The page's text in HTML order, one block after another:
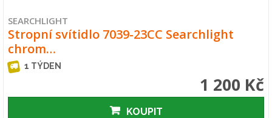
SEARCHLIGHT
Stropní svítidlo 7039-23CC Searchlight
chrom…
1 TÝDEN
1 200 Kč
KOUPIT